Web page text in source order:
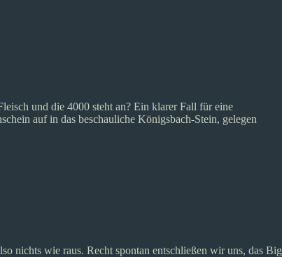
und die 4000 steht an? Ein klarer Fall für eine
auf in das beschauliche Königsbach-Stein, gelegen
nichts wie raus. Recht spontan entschließen wir uns, das Big